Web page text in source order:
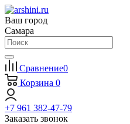
Ваш город
Самара
Сравнение0
Корзина 0
+7 961 382-47-79
Заказать звонок